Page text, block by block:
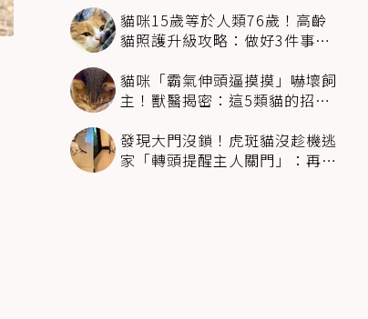
貓咪15歲等於人類76歲！高齡
貓照護升級攻略：做好3件事、
貓咪「霸氣伸頭逼摸摸」嚇壞飼
主！獸醫揭密：這5類貓的招牌
發現大門沒鎖！虎斑貓沒趁機逃
家「轉頭提醒主人關門」：再不